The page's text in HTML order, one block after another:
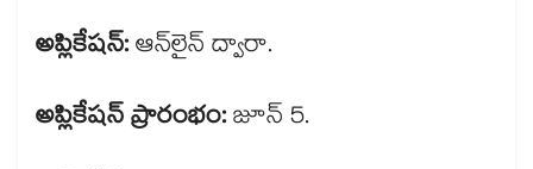
అప్లికేషన్:ఆన్​లైన్ ద్వారా.
అప్లికేషన్ ప్రారంభం:జూన్ 5.